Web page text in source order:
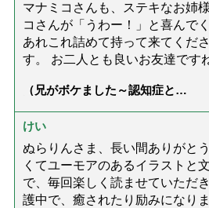
マナミコさんも、ステキなお姉
コさんが「うわー！」と喜んで
あれこれ詰めて持って来てくだ
す。 お二人とも良いお友達です
（兄がボケました～認知症と介
達』が届きました」）
けい
ぬらりんさま、長い間ありがと
くてユーモアのあるイラストと
で、毎回楽しく読ませていただ
護中で、癒されたり励みになり